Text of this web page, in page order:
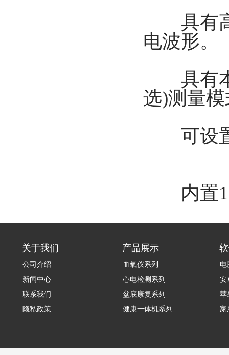
具有高
电波形。
具有本
选)测量
可设置
内置19
关于我们 产品展示
公司介绍
新闻中心
联系我们
隐私政策
血氧仪系列
心电检测系列
盆底康复系列
健康一体机系列
电
安
苹
家